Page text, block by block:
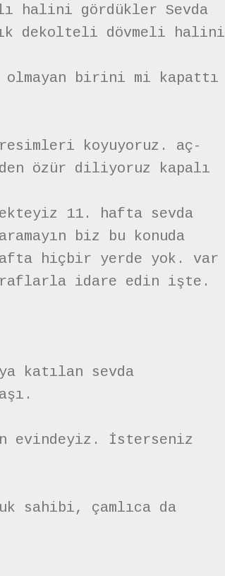
halini gördükler Sevda
dekolteli dövmeli halini
olmayan birini mi kapattı
koyuyoruz. aç-
özür diliyoruz kapalı
11. hafta sevda
biz bu konuda
hiçbir yerde yok. var
idare edin işte.
katılan sevda
evindeyiz. İsterseniz
sahibi, çamlıca da